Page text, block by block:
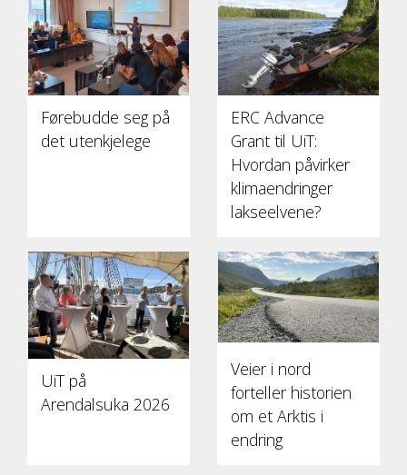
Førebudde seg på
det utenkjelege
ERC Advance
Grant til UiT:
Hvordan påvirker
klimaendringer
lakseelvene?
UiT på
Arendalsuka 2026
Veier i nord
forteller historien
om et Arktis i
endring